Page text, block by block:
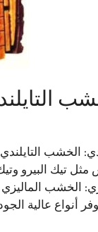
الخشب
تيك البيرو
الخشب
أنواع عالية